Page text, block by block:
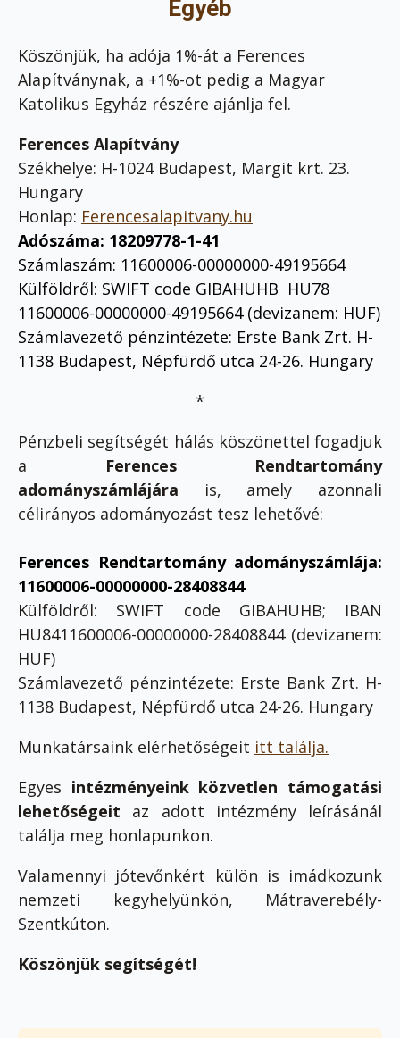
Egyéb
Köszönjük, ha adója 1%-át a Ferences
Alapítványnak, a +1%-ot pedig a Magyar
Katolikus Egyház részére ajánlja fel.
Ferences Alapítvány
Székhelye: H-1024 Budapest, Margit krt. 23.
Hungary
Honlap: Ferencesalapitvany.hu
Adószáma: 18209778-1-41
Számlaszám: 11600006-00000000-49195664
Külföldről: SWIFT code GIBAHUHB HU78
11600006-00000000-49195664 (devizanem: HUF)
Számlavezető pénzintézete: Erste Bank Zrt. H-
1138 Budapest, Népfürdő utca 24-26. Hungary
*
Pénzbeli segítségét hálás köszönettel fogadjuk
a
Ferences Rendtartomány
adományszámlájára is, amely azonnali
célirányos adományozást tesz lehetővé:
Ferences Rendtartomány adományszámlája:
11600006-00000000-28408844
Külföldről: SWIFT code GIBAHUHB; IBAN
HU8411600006-00000000-28408844 (devizanem:
HUF)
Számlavezető pénzintézete: Erste Bank Zrt. H-
1138 Budapest, Népfürdő utca 24-26. Hungary
Munkatársaink elérhetőségeit itt találja.
Egyes intézményeink közvetlen támogatási
lehetőségeit az adott intézmény leírásánál
találja meg honlapunkon.
Valamennyi jótevőnkért külön is imádkozunk
nemzeti kegyhelyünkön, Mátraverebély-
Szentkúton.
Köszönjük segítségét!